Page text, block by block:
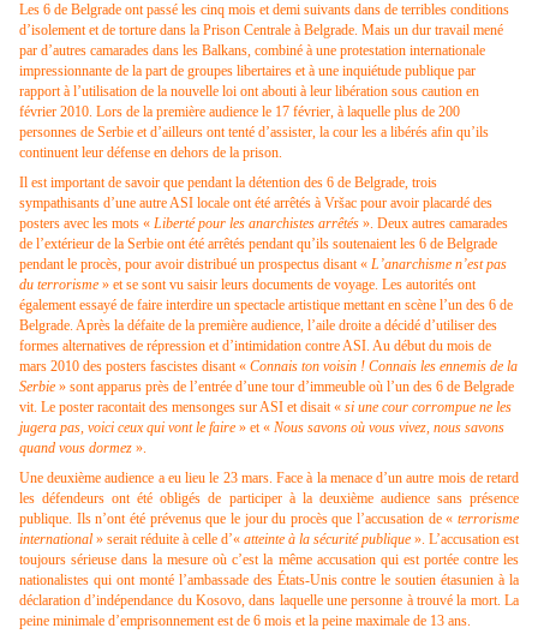
Les 6 de Belgrade ont passé les cinq mois et demi suivants dans de terribles conditions
d’isolement et de torture dans la Prison Centrale à Belgrade. Mais un dur travail mené
par d’autres camarades dans les Balkans, combiné à une protestation internationale
impressionnante de la part de groupes libertaires et à une inquiétude publique par
rapport à l’utilisation de la nouvelle loi ont abouti à leur libération sous caution en
février 2010. Lors de la première audience le 17 février, à laquelle plus de 200
personnes de Serbie et d’ailleurs ont tenté d’assister, la cour les a libérés afin qu’ils
continuent leur défense en dehors de la prison.
Il est important de savoir que pendant la détention des 6 de Belgrade, trois
sympathisants d’une autre ASI locale ont été arrêtés à Vršac pour avoir placardé des
posters avec les mots « Liberté pour les anarchistes arrêtés ». Deux autres camarades
de l’extérieur de la Serbie ont été arrêtés pendant qu’ils soutenaient les 6 de Belgrade
pendant le procès, pour avoir distribué un prospectus disant « L’anarchisme n’est pas
du terrorisme » et se sont vu saisir leurs documents de voyage. Les autorités ont
également essayé de faire interdire un spectacle artistique mettant en scène l’un des 6 de
Belgrade. Après la défaite de la première audience, l’aile droite a décidé d’utiliser des
formes alternatives de répression et d’intimidation contre ASI. Au début du mois de
mars 2010 des posters fascistes disant « Connais ton voisin ! Connais les ennemis de la
Serbie » sont apparus près de l’entrée d’une tour d’immeuble où l’un des 6 de Belgrade
vit. Le poster racontait des mensonges sur ASI et disait « si une cour corrompue ne les
jugera pas, voici ceux qui vont le faire » et « Nous savons où vous vivez, nous savons
quand vous dormez ».
Une deuxième audience a eu lieu le 23 mars. Face à la menace d’un autre mois de retard
les défendeurs ont été obligés de participer à la deuxième audience sans présence
publique. Ils n’ont été prévenus que le jour du procès que l’accusation de « terrorisme
international » serait réduite à celle d’« atteinte à la sécurité publique ». L’accusation est
toujours sérieuse dans la mesure où c’est la même accusation qui est portée contre les
nationalistes qui ont monté l’ambassade des États-Unis contre le soutien étasunien à la
déclaration d’indépendance du Kosovo, dans laquelle une personne à trouvé la mort. La
peine minimale d’emprisonnement est de 6 mois et la peine maximale de 13 ans.